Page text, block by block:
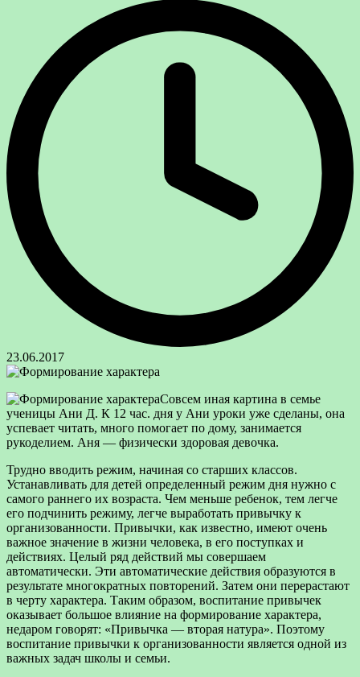
23.06.2017
Совсем иная картина в семье
ученицы Ани Д. К 12 час. дня у Ани уроки уже сделаны, она
успевает читать, много помогает по дому, занимается
рукоделием. Аня — физически здоровая девочка.
Трудно вводить режим, начиная со старших классов.
Устанавливать для детей определенный режим дня нужно с
самого раннего их возраста. Чем меньше ребенок, тем легче
его подчинить режиму, легче выработать привычку к
организованности. Привычки, как известно, имеют очень
важное значение в жизни человека, в его поступках и
действиях. Целый ряд действий мы совершаем
автоматически. Эти автоматические действия образуются в
результате многократных повторений. Затем они перерастают
в черту характера. Таким образом, воспитание привычек
оказывает большое влияние на формирование характера,
недаром говорят: «Привычка — вторая натура». Поэтому
воспитание привычки к организованности является одной из
важных задач школы и семьи.